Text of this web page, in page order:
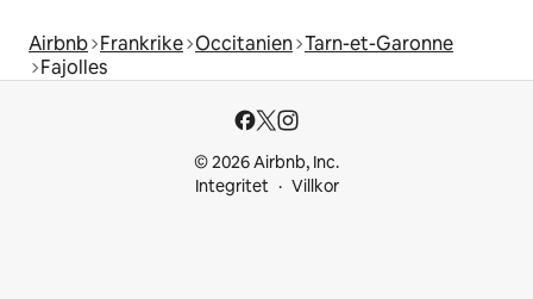
Airbnb Frankrike Occitanien Tarn-et-Garonne
Fajolles
© 2026 Airbnb, Inc.
Integritet
Villkor